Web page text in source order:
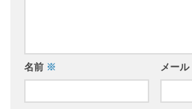
名前 ※ メール